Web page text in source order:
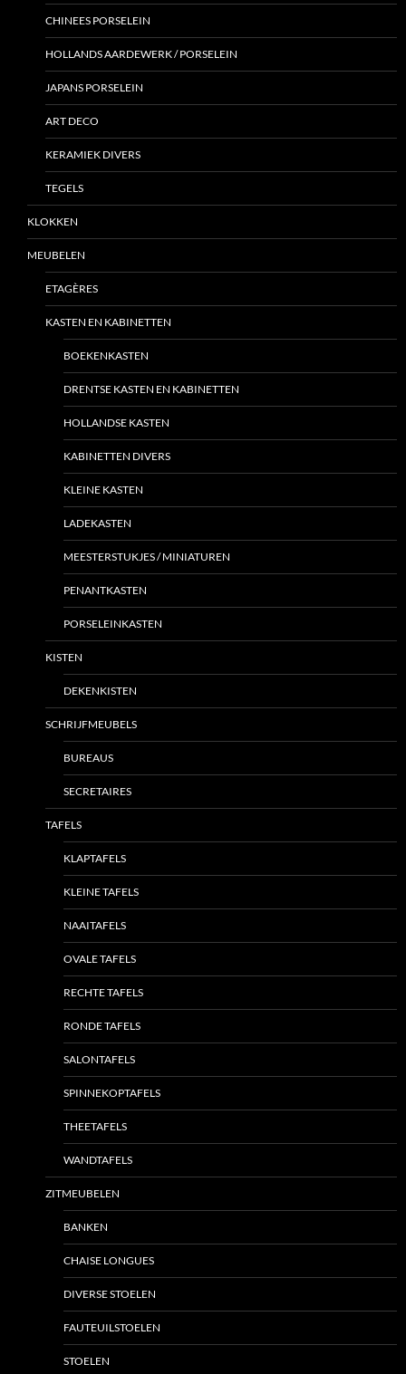
CHINEES PORSELEIN
HOLLANDS AARDEWERK / PORSELEIN
JAPANS PORSELEIN
ART DECO
KERAMIEK DIVERS
TEGELS
KLOKKEN
MEUBELEN
ETAGÈRES
KASTEN EN KABINETTEN
BOEKENKASTEN
DRENTSE KASTEN EN KABINETTEN
HOLLANDSE KASTEN
KABINETTEN DIVERS
KLEINE KASTEN
LADEKASTEN
MEESTERSTUKJES / MINIATUREN
PENANTKASTEN
PORSELEINKASTEN
KISTEN
DEKENKISTEN
SCHRIJFMEUBELS
BUREAUS
SECRETAIRES
TAFELS
KLAPTAFELS
KLEINE TAFELS
NAAITAFELS
OVALE TAFELS
RECHTE TAFELS
RONDE TAFELS
SALONTAFELS
SPINNEKOPTAFELS
THEETAFELS
WANDTAFELS
ZITMEUBELEN
BANKEN
CHAISE LONGUES
DIVERSE STOELEN
FAUTEUILSTOELEN
STOELEN